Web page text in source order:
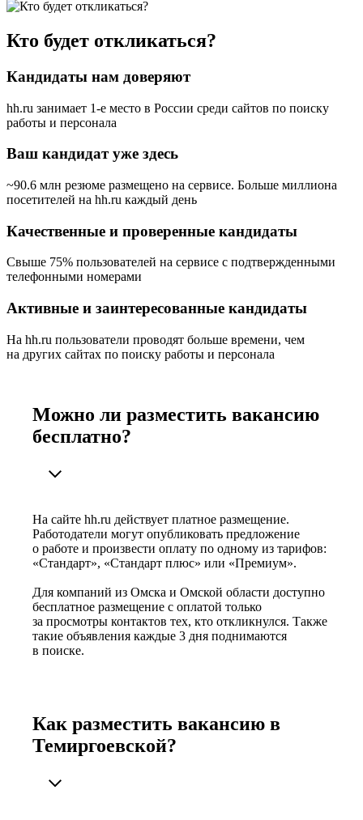
Кто будет откликаться?
Кандидаты нам доверяют
hh.ru занимает 1-е место в России среди сайтов по поиску
работы и персонала
Ваш кандидат уже здесь
~90.6 млн резюме размещено на сервисе. Больше миллиона
посетителей на hh.ru каждый день
Качественные и проверенные кандидаты
Свыше 75% пользователей на сервисе с подтвержденными
телефонными номерами
Активные и заинтересованные кандидаты
На hh.ru пользователи проводят больше времени, чем
на других сайтах по поиску работы и персонала
Можно ли разместить вакансию
бесплатно?
На сайте hh.ru действует платное размещение.
Работодатели могут опубликовать предложение
о работе и произвести оплату по одному из тарифов:
«Стандарт», «Стандарт плюс» или «Премиум».
Для компаний из Омска и Омской области доступно
бесплатное размещение с оплатой только
за просмотры контактов тех, кто откликнулся. Также
такие объявления каждые 3 дня поднимаются
в поиске.
Как разместить вакансию в
Темиргоевской?